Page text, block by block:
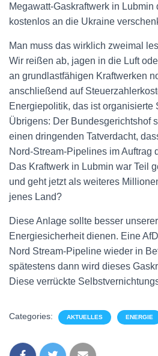
Megawatt-Gaskraftwerk in Lubmin
kostenlos an die Ukraine
Man muss das wirklich zweimal
Wir reißen ab, jagen in die Luft
an grundlastfähigen Kraftwerken
anschließend auf
Energiepolitik, das ist organisierte
Übrigens: Der Bundesgerichtshof
einen dringenden Tatverdacht,
Nord-Stream-Pipelines im Auftrag
Das Kraftwerk in Lubmin war Teil
und geht jetzt als weiteres
jenes Land?
Diese Anlage sollte besser
Energiesicherheit dienen. Eine
Nord Stream-Pipeline wieder in
spätestens dann wird dieses
Diese verrückte
Categories: AKTUELLES ENERGIE